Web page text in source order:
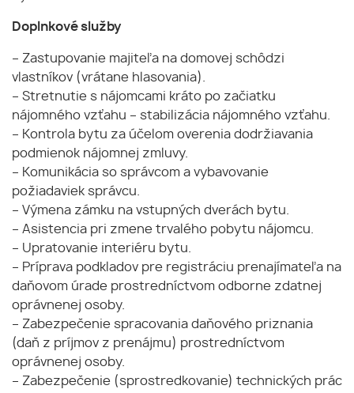
Doplnkové služby
– Zastupovanie majiteľa na domovej schôdzi
vlastníkov (vrátane hlasovania).
– Stretnutie s nájomcami kráto po začiatku
nájomného vzťahu – stabilizácia nájomného vzťahu.
– Kontrola bytu za účelom overenia dodržiavania
podmienok nájomnej zmluvy.
– Komunikácia so správcom a vybavovanie
požiadaviek správcu.
– Výmena zámku na vstupných dverách bytu.
– Asistencia pri zmene trvalého pobytu nájomcu.
– Upratovanie interiéru bytu.
– Príprava podkladov pre registráciu prenajímateľa na
daňovom úrade prostredníctvom odborne zdatnej
oprávnenej osoby.
– Zabezpečenie spracovania daňového priznania
(daň z príjmov z prenájmu) prostredníctvom
oprávnenej osoby.
– Zabezpečenie (sprostredkovanie) technických prác